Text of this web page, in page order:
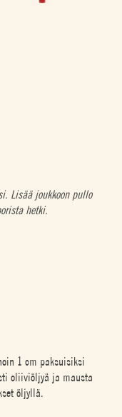
Lisää joukkoon pullo
hetki.
1 cm paksuisiksi
oliiviöljyä ja mausta
öljyllä.